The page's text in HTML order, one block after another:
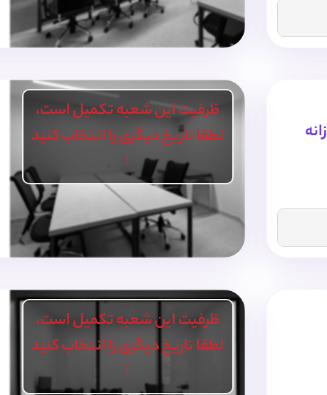
ظرفیت این شعبه تکمیل است،
لطفا تاریخ دیگری را انتخاب کنید
!
ظرفیت این شعبه تکمیل است،
لطفا تاریخ دیگری را انتخاب کنید
!